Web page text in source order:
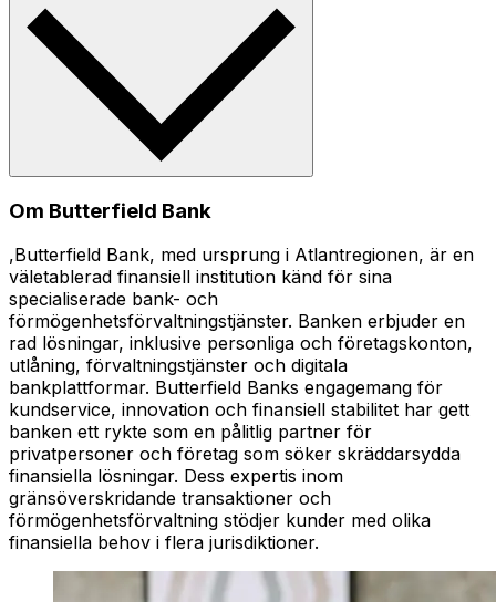
Om Butterfield Bank
,Butterfield Bank, med ursprung i Atlantregionen, är en
väletablerad finansiell institution känd för sina
specialiserade bank- och
förmögenhetsförvaltningstjänster. Banken erbjuder en
rad lösningar, inklusive personliga och företagskonton,
utlåning, förvaltningstjänster och digitala
bankplattformar. Butterfield Banks engagemang för
kundservice, innovation och finansiell stabilitet har gett
banken ett rykte som en pålitlig partner för
privatpersoner och företag som söker skräddarsydda
finansiella lösningar. Dess expertis inom
gränsöverskridande transaktioner och
förmögenhetsförvaltning stödjer kunder med olika
finansiella behov i flera jurisdiktioner.